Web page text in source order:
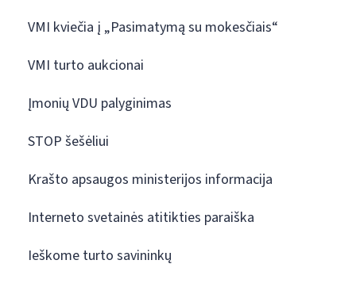
VMI kviečia į „Pasimatymą su mokesčiais“
VMI turto aukcionai
Įmonių VDU palyginimas
STOP šešėliui
Krašto apsaugos ministerijos informacija
Interneto svetainės atitikties paraiška
Ieškome turto savininkų